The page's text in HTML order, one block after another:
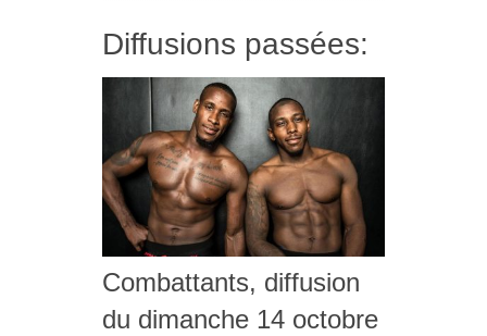
Diffusions passées:
Combattants, diffusion
du dimanche 14 octobre